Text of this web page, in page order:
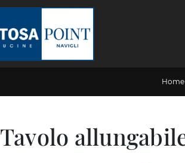
Home
Tavolo